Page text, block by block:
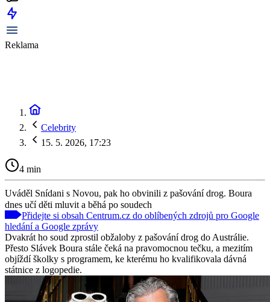
Reklama
Celebrity
15. 5. 2026, 17:23
4 min
Uváděl Snídani s Novou, pak ho obvinili z pašování drog. Boura
dnes učí děti mluvit a běhá po soudech
Přidejte si obsah Centrum.cz do oblíbených zdrojů pro Google
hledání a Google zprávy
Dvakrát ho soud zprostil obžaloby z pašování drog do Austrálie.
Přesto Slávek Boura stále čeká na pravomocnou tečku, a mezitím
objíždí školky s programem, ke kterému ho kvalifikovala dávná
státnice z logopedie.